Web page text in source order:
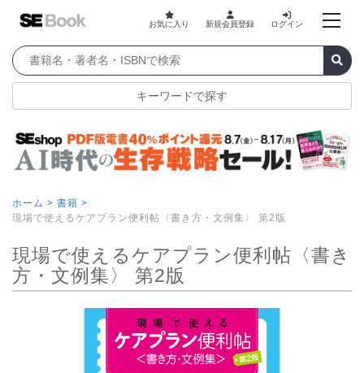
お気に入り 新規会員登録 ログイン
キーワードで探す
ホーム > 書籍 >
現場で使えるケアプラン便利帖〈書き方・文例集〉 第2版
現場で使えるケアプラン便利帖〈書き
方・文例集〉 第2版